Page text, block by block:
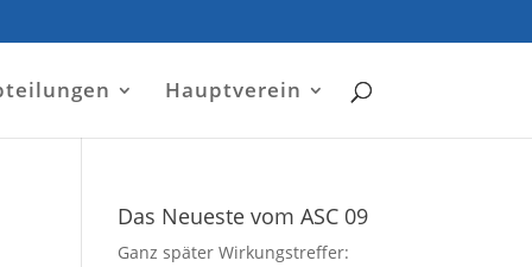
Hauptverein
Das Neueste vom ASC 09
Ganz später Wirkungstreffer: